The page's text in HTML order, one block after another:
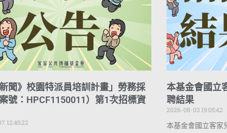
新聞》校園特派員培訓計畫」勞務採
號：HPCF1150011）第1次招標資
12:45:22
本基金會國立
聘結果
2026-08-03 19:05:42
本基金會國立客家